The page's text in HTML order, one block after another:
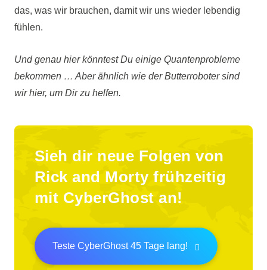
das, was wir brauchen, damit wir uns wieder lebendig
fühlen.
Und genau hier könntest Du einige Quantenprobleme
bekommen … Aber ähnlich wie der Butterroboter sind
wir hier, um Dir zu helfen.
Sieh dir neue Folgen von
Rick and Morty frühzeitig
mit CyberGhost an!
Teste CyberGhost 45 Tage lang!